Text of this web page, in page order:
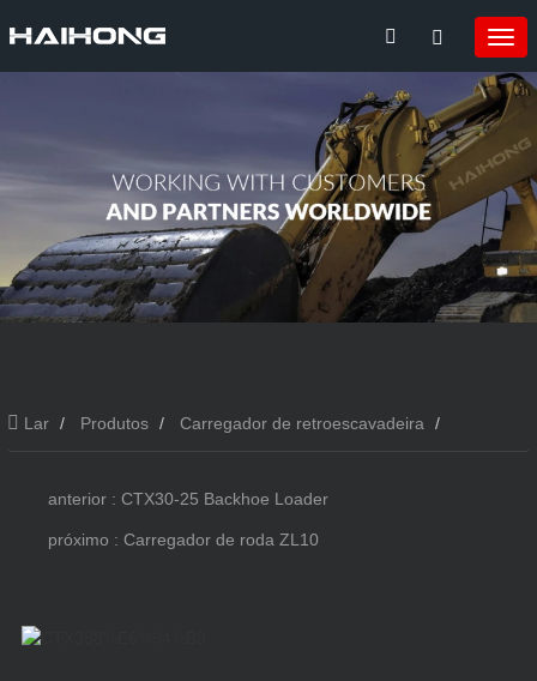
Lar Produtos Carregador de retroescavadeira
anterior : CTX30-25 Backhoe Loader
próximo : Carregador de roda ZL10